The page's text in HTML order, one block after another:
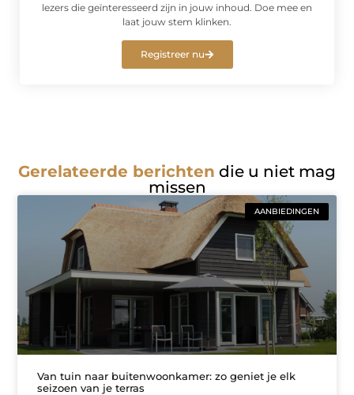
lezers die geïnteresseerd zijn in jouw inhoud. Doe mee en
laat jouw stem klinken.
Registreer nu
Gerelateerde berichten die u niet mag
missen
AANBIEDINGEN
Van tuin naar buitenwoonkamer: zo geniet je elk
seizoen van je terras